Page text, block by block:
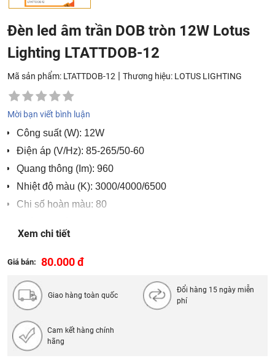
Đèn led âm trần DOB tròn 12W Lotus
Lighting LTATTDOB-12
Mã sản phẩm: LTATTDOB-12 | Thương hiệu: LOTUS LIGHTING
Mời bạn viết bình luận
Công suất (W): 12W
Điện áp (V/Hz): 85-265/50-60
Quang thông (Im): 960
Nhiệt độ màu (K): 3000/4000/6500
Chi số hoàn màu: 80
Kích thước (øxR) mm: 149x27
Lỗ khoét (øxR) mm: 120-140
Bảo hành 24 tháng
Xem chi tiết
Giá bán: 80.000 đ
Giao hàng toàn quốc
Đổi hàng 15 ngày miễn
phí
Cam kết hàng chính
hãng